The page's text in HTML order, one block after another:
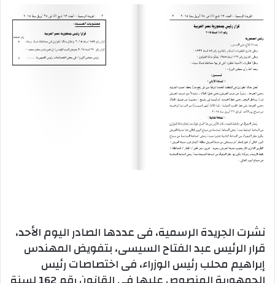
إلكترونيا
نشرت الجريدة الرسمية، فى عددها الصادر اليوم الأحد،
قرار الرئيس عبد الفتاح السيسى، بتفويض المهندس
إبراهيم محلب رئيس الوزراء، فى اختصاصات رئيس